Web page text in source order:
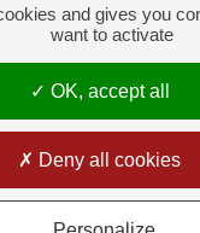
and gives you
want to activate
OK, accept all
Deny all cookies